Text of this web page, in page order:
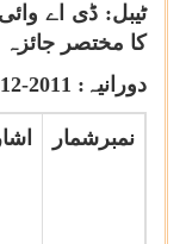
ٹیبل: ڈی اے
کا مختصر جائزہ
دورانیہ: 2011-12 سے 2024-25 (30 نومبر 2025 تک)
نمبرشمار